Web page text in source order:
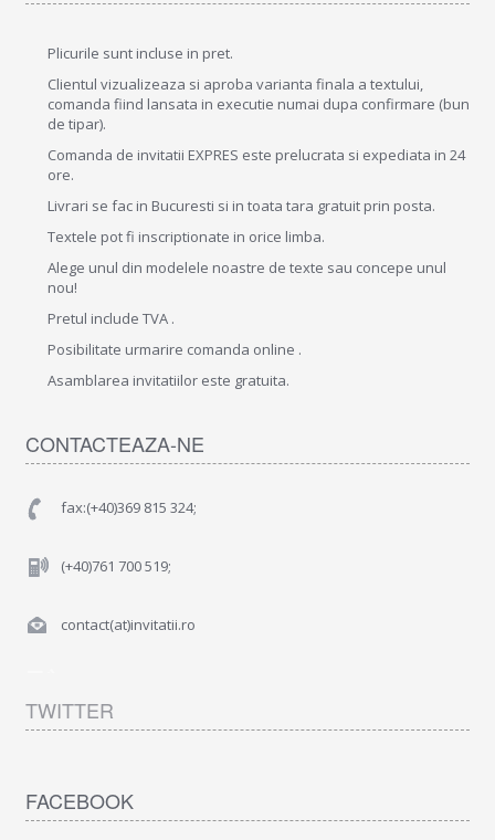
Plicurile sunt incluse in pret.
Clientul vizualizeaza si aproba varianta finala a textului,
comanda fiind lansata in executie numai dupa confirmare (bun
de tipar).
Comanda de invitatii EXPRES este prelucrata si expediata in 24
ore.
Livrari se fac in Bucuresti si in toata tara gratuit prin posta.
Textele pot fi inscriptionate in orice limba.
Alege unul din modelele noastre de texte sau concepe unul
nou!
Pretul include TVA .
Posibilitate urmarire comanda online .
Asamblarea invitatiilor este gratuita.
CONTACTEAZA-NE
fax:(+40)369 815 324;
(+40)761 700 519;
contact(at)invitatii.ro
TWITTER
FACEBOOK